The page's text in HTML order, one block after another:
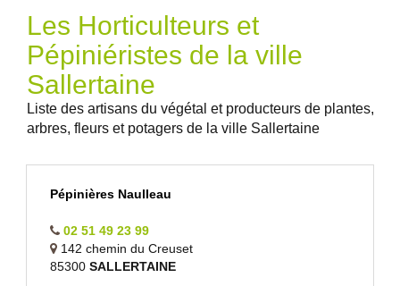
Les Horticulteurs et
Pépiniéristes de la ville
Sallertaine
Liste des artisans du végétal et producteurs de plantes,
arbres, fleurs et potagers de la ville Sallertaine
Pépinières Naulleau
02 51 49 23 99
142 chemin du Creuset
85300 SALLERTAINE